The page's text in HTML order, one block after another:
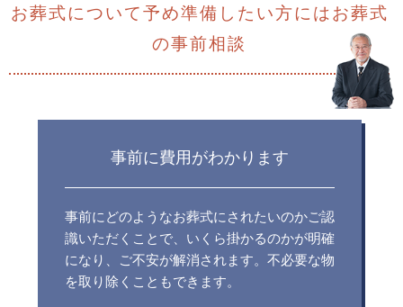
安……
２０２３年９月 真心（まごころ）ホール碧南中
央・真心（まごこ……
おひとり様は必見！「孤独」を遠ざけるに
コラム 終活を考える おひとり様は必見！「孤
独」を遠ざけ……
豊田市ではじめての葬儀を行う喪主様へ
喪主のお仕事は、遺族を代表して葬儀全般を取り
2026.08.05
プラン選び
皆様、ひとえに【お葬儀】と申しましても様々な
2026.08.04
無理をしないように
皆さま、こんにちは。 本日も当ブログにお立ち寄
2026.08.03
最期のおにぎり
お葬式について予め準備したい方にはお葬式
の事前相談
事前に費用がわかります
事前にどのようなお葬式にされたいのかご認
識いただくことで、いくら掛かるのかが明確
になり、ご不安が解消されます。不必要な物
を取り除くこともできます。